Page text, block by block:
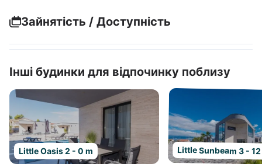
Зайнятість / Доступність
Інші будинки для відпочинку поблизу
Little Oasis 2 - 0 m Little Sunbeam 3 -